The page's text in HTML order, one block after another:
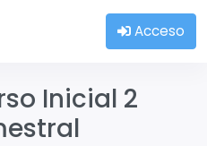
Acceso
Inicial 2